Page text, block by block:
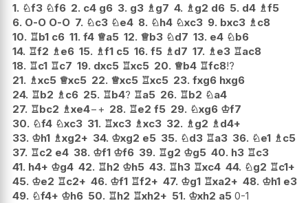
1. ♘f3 ♘f6 2. c4 g6 3. g3 ♗g7 4. ♗g2 d6 5. d4 ♗f5
6. O-O O-O 7. ♘c3 ♘e4 8. ♘h4 ♘xc3 9. bxc3 ♗c8
10. ♖b1 c6 11. f4 ♕a5 12. ♕b3 ♘d7 13. e4 ♘b6
14. ♖f2 ♗e6 15. ♗f1 c5 16. f5 ♗d7 17. ♗e3 ♖ac8
18. ♖c1 ♖c7 19. dxc5 ♖xc5 20. ♕b4 ♖fc8!?
21. ♗xc5 ♕xc5 22. ♕xc5 ♖xc5 23. fxg6 hxg6
24. ♖b2 ♗c6 25. ♖b4? ♖a5 26. ♖b2 ♘a4
27. ♖bc2 ♗xe4−+ 28. ♖e2 f5 29. ♘xg6 ♔f7
30. ♘f4 ♘xc3 31. ♖xc3 ♗xc3 32. ♗g2 ♗d4+
33. ♔h1 ♗xg2+ 34. ♔xg2 e5 35. ♘d3 ♖a3 36. ♘e1 ♗c5
37. ♖c2 e4 38. ♔f1 ♔f6 39. ♖g2 ♔g5 40. h3 ♖c3
41. h4+ ♔g4 42. ♖h2 ♔h5 43. ♖h3 ♖xc4 44. ♘g2 ♖c1+
45. ♔e2 ♖c2+ 46. ♔f1 ♖f2+ 47. ♔g1 ♖xa2+ 48. ♔h1 e3
49. ♘f4+ ♔h6 50. ♖h2 ♖xh2+ 51. ♔xh2 a5 0-1